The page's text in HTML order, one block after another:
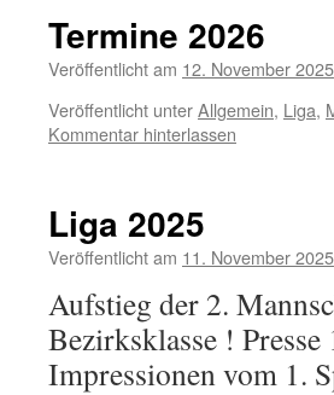
Termine 2026
Veröffentlicht am 12. November 2025
Veröffentlicht unterAllgemein, Liga,
Kommentar hinterlassen
Liga 2025
Veröffentlicht am 11. November 2025
Aufstieg der 2.
Bezirksklasse !
Impressionen vom 1.